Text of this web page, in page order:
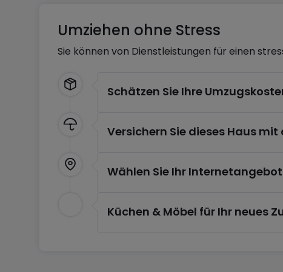
Agences : Diekirch & Merl
Tél. : +352 26 81 13 99
Découvrez nos offres : www.b-immobilier.lu
– Sous toutes réserves –
(Les images, surfaces et prix peuvent être
Umziehen ohne Stress
Sie können von Dienstleistungen für einen
Schätzen Sie Ihre
Versichern Sie dieses Haus
Wählen Sie Ihr Internetangebot
Küchen & Möbel für Ihr neues